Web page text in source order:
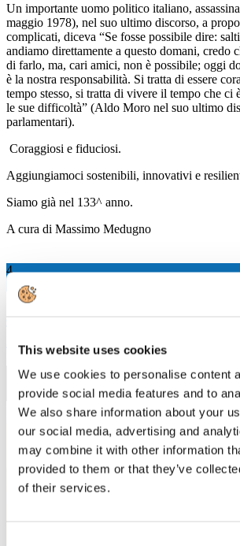
This website uses cookies
We use cookies to personalise content
provide social media features and to
We also share information about your
our social media, advertising and
may combine it with other information
provided to them or that they’ve
of their services.
Un importante uomo politico italiano,
maggio 1978), nel suo ultimo discorso, a
complicati, diceva “Se fosse possibile dire:
andiamo direttamente a questo domani, credo
di farlo, ma, cari amici, non è possibile; oggi
è la nostra responsabilità. Si tratta di essere
tempo stesso, si tratta di vivere il tempo che ci
le sue difficoltà” (Aldo Moro nel suo ultimo
parlamentari).
Coraggiosi e fiduciosi.
Aggiungiamoci sostenibili, innovativi e
Siamo già nel 133^ anno.
A cura di Massimo Medugno
4
Mag, 2020